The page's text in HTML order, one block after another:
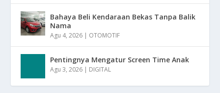
Bahaya Beli Kendaraan Bekas Tanpa Balik
Nama
Agu 4, 2026 | OTOMOTIF
Pentingnya Mengatur Screen Time Anak
Agu 3, 2026 | DIGITAL